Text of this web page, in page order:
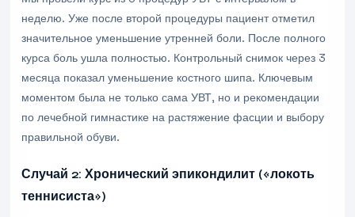
неделю. Уже после второй процедуры пациент отметил
значительное уменьшение утренней боли. После полного
курса боль ушла полностью. Контрольный снимок через 3
месяца показал уменьшение костного шипа. Ключевым
моментом была не только сама УВТ, но и рекомендации
по лечебной гимнастике на растяжение фасции и выбору
правильной обуви.
Случай 2: Хронический эпикондилит («локоть
теннисиста»)